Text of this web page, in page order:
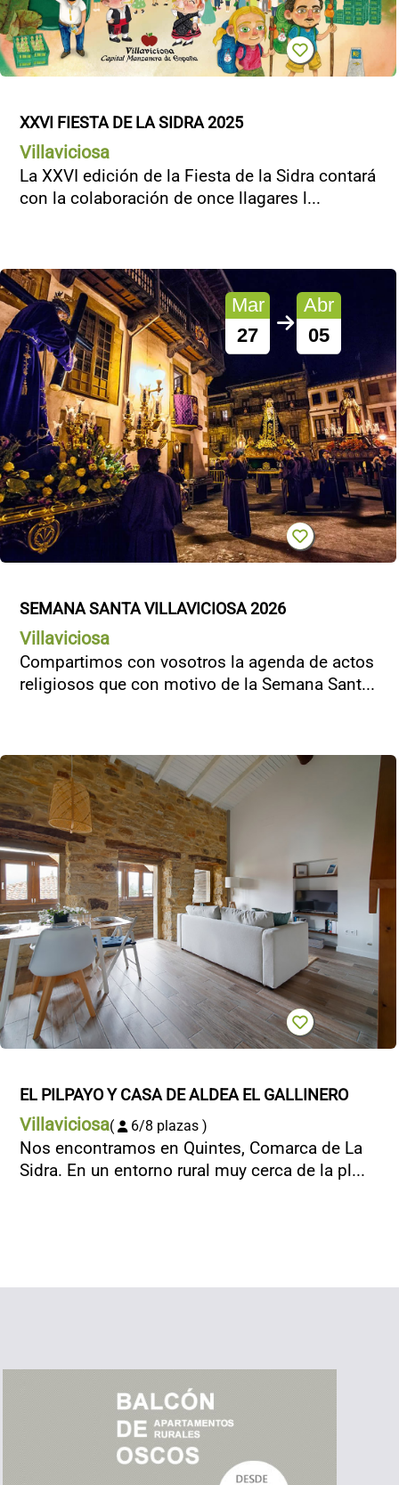
XXVI FIESTA DE LA SIDRA 2025
Villaviciosa
La XXVI edición de la Fiesta de la Sidra contará
con la colaboración de once llagares l...
Mar
27
Abr
05
SEMANA SANTA VILLAVICIOSA 2026
Villaviciosa
Compartimos con vosotros la agenda de actos
religiosos que con motivo de la Semana Sant...
EL PILPAYO Y CASA DE ALDEA EL GALLINERO
Villaviciosa( 6/8 plazas )
Nos encontramos en Quintes, Comarca de La
Sidra. En un entorno rural muy cerca de la pl...